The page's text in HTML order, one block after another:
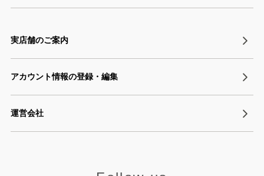
実店舗のご案内
アカウント情報の登録・編集
運営会社